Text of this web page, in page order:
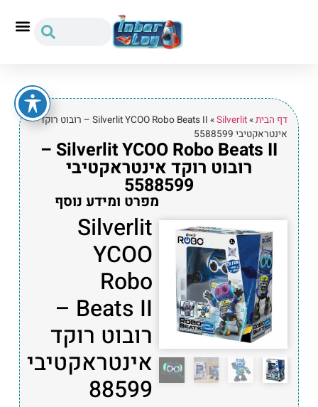
דף הבית»
Silverlit
»
Silverlit YCOO Robo Beats II – רובוט רוקד
אינטראקטיבי 5588599
Silverlit YCOO Robo Beats II –
רובוט רוקד אינטראקטיבי
5588599
מפרט ומידע נוסף
Silverlit
YCOO
Robo
Beats II –
רובוט רוקד
אינטראקטיבי
88599